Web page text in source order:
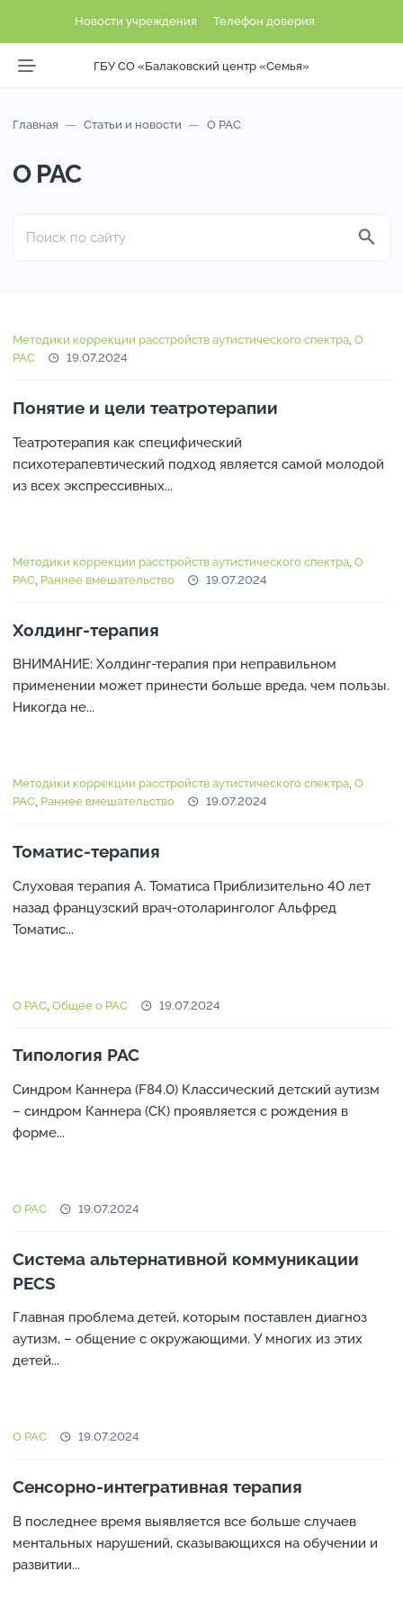
Новости учреждения Телефон доверия
ГБУ СО «Балаковский центр «Семья»
Главная Статьи и новости О РАС
О РАС
а
и
т
и
Методики коррекции расстройств аутистического спектра, О
РАС
19.07.2024
Понятие и цели театротерапии
Театротерапия как специфический
психотерапевтический подход является самой молодой
из всех экспрессивных...
Методики коррекции расстройств аутистического спектра О
РАС Раннее вмешательство 19.07.2024
Холдинг-терапия
ВНИМАНИЕ: Холдинг-терапия при неправильном
применении может принести больше вреда, чем пользы.
Никогда не...
Методики коррекции расстройств аутистического спектра, О
РАС, Раннее вмешательство 19.07.2024
Томатис-терапия
Слуховая терапия А. Томатиса Приблизительно 40 лет
назад французский врач-отоларинголог Альфред
Томатис...
О РАС Общее о РАС 19.07.2024
Типология РАС
Синдром Каннера (F84.0) Классический детский аутизм
– синдром Каннера (СК) проявляется с рождения в
форме...
О РАС 19.07.2024
Система альтернативной коммуникации
PECS
Главная проблема детей, которым поставлен диагноз
аутизм, – общение с окружающими. У многих из этих
детей...
О РАС 19.07.2024
Сенсорно-интегративная терапия
В последнее время выявляется все больше случаев
ментальных нарушений, сказывающихся на обучении и
развитии...